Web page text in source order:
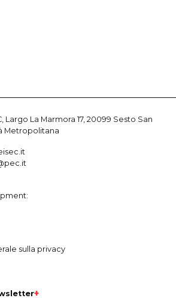
Largo La Marmora 17, 20099 Sesto San
Metropolitana
sulla privacy